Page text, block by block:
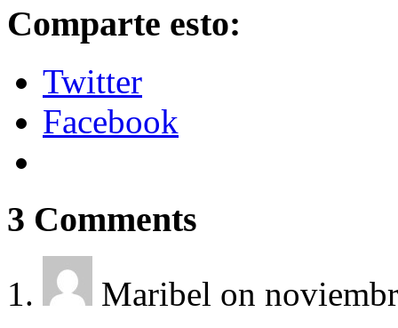
Comparte esto:
Twitter
Facebook
3 Comments
Maribel on